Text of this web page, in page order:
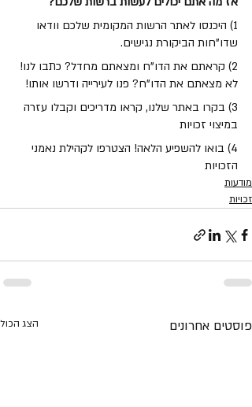
1) היכנסו לאתר הרשות המקומית שלכם וודאו
שדו"חות הביקורת נגישים.
2) קראתם את הדו"ח ומצאתם מחדל? כתבו לנו!
לא מצאתם את הדו"ח? פנו לעירייה ודרשו אותו!
3) בקרו באתר שלנו, קראו מדריכים וקבלו עזרה
במיצוי זכויות
4) בואו להשפיע הלאה! הצטרפו לקהילת נאמני
הזכויות
מודעות
זכויות
פוסטים אחרונים הצג הכול